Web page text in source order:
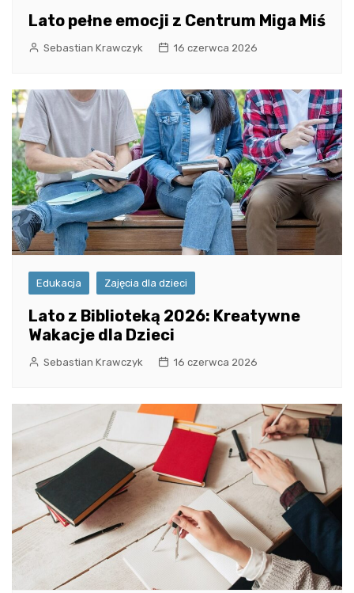
Lato pełne emocji z Centrum Miga Miś
Sebastian Krawczyk 16 czerwca 2026
Edukacja Zajęcia dla dzieci
Lato z Biblioteką 2026: Kreatywne
Wakacje dla Dzieci
Sebastian Krawczyk 16 czerwca 2026